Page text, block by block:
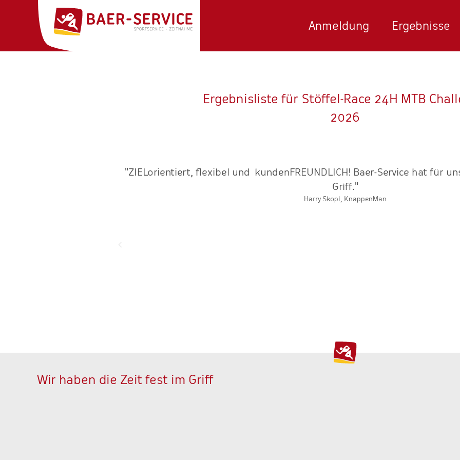
Anmeldung Ergebnisse
Ergebnisliste für Stöffel-Race 24H MTB
2026
"ZIELorientiert, flexibel und kundenFREUNDLICH! Baer-Service hat für
Griff."
Harry Skopi, KnappenMan
Wir haben die Zeit fest im Griff